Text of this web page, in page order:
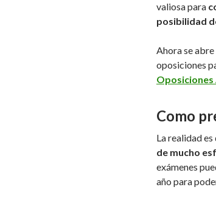
valiosa para
posibilidad
Ahora se
oposiciones
Oposiciones
Como
La realidad
de mucho
exámenes
año para